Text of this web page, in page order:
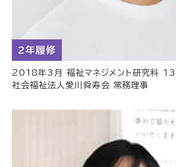
2年履修
2018年3月 福祉マネジメント研究科 13
社会福祉法人愛川舜寿会 常務理事